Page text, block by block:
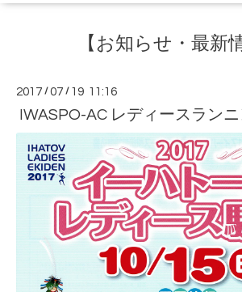
【お知らせ・最新
2017 /07 / 19 11:16
IWASPO-AC レディースラン